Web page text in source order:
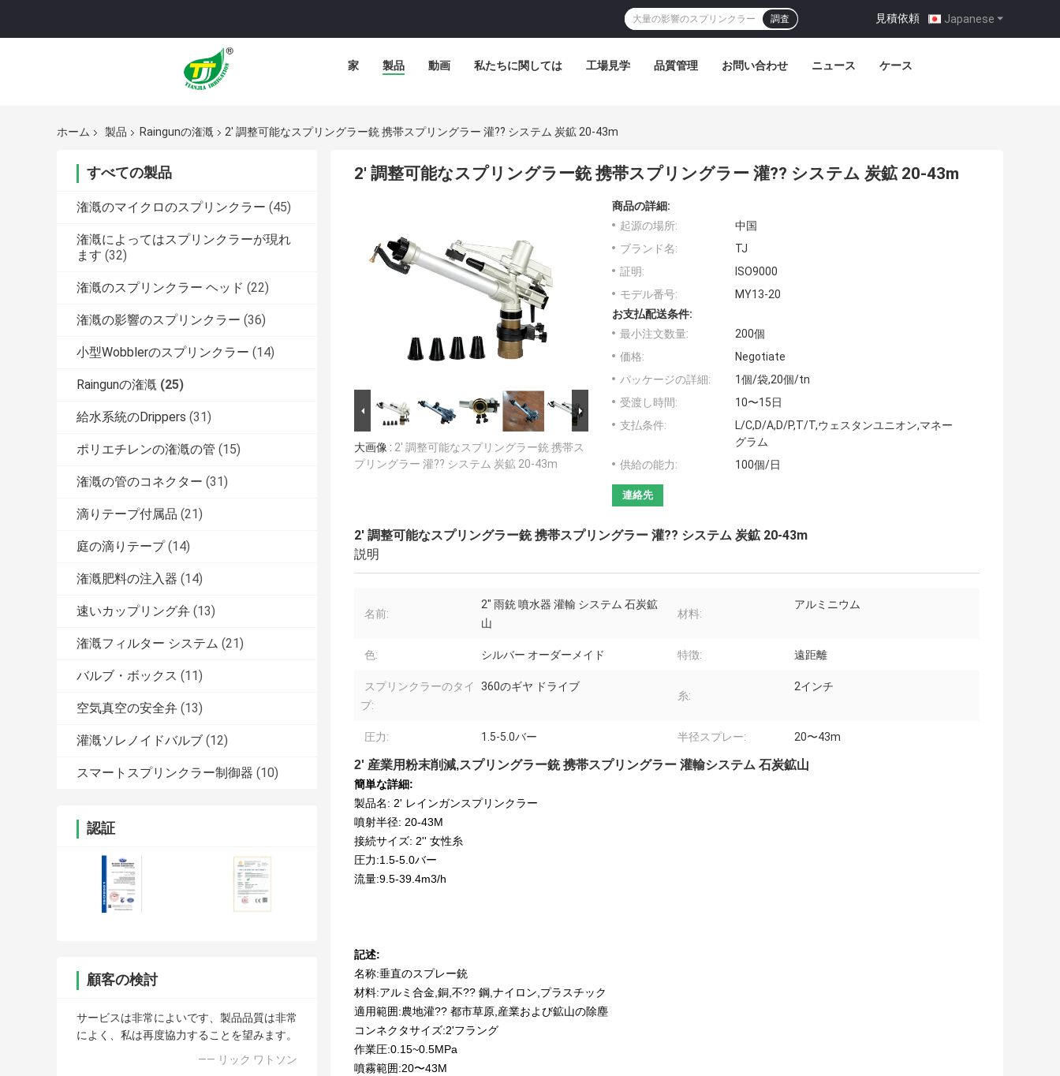
Japanese
見積依頼 |
調査
家 製品 動画 私たちに関しては 工場見学 品質管理 お問い合わせ ニュース ケース
ホーム 製品 Raingunの潅漑 2' 調整可能なスプリングラー銃 携帯スプリングラー 灌?? システム 炭鉱 20-43m
すべての製品
潅漑のマイクロのスプリンクラー (45)
潅漑によってはスプリンクラーが現れ
ます (32)
潅漑のスプリンクラー ヘッド (22)
潅漑の影響のスプリンクラー (36)
小型Wobblerのスプリンクラー (14)
Raingunの潅漑 (25)
給水系統のDrippers (31)
ポリエチレンの潅漑の管 (15)
潅漑の管のコネクター (31)
滴りテープ付属品 (21)
庭の滴りテープ (14)
潅漑肥料の注入器 (14)
速いカップリング弁 (13)
潅漑フィルター システム (21)
バルブ・ボックス (11)
空気真空の安全弁 (13)
灌漑ソレノイドバルブ (12)
スマートスプリンクラー制御器 (10)
認証
顧客の検討
サービスは非常によいです、製品品質は非常
によく、私は再度協力することを望みます。
—— リック ワトソン
2' 調整可能なスプリングラー銃 携帯スプリングラー 灌?? システム 炭鉱 20-43m
大画像 : 2' 調整可能なスプリングラー銃 携帯ス
プリングラー 灌?? システム 炭鉱 20-43m
商品の詳細:
起源の場所:
中国
ブランド名:
TJ
証明:
ISO9000
モデル番号:
MY13-20
お支払配送条件:
最小注文数量:
200個
価格:
Negotiate
パッケージの詳細:
1個/袋,20個/tn
受渡し時間:
10〜15日
支払条件:
L/C,D/A,D/P,T/T,ウェスタンユニオン,マネー
グラム
供給の能力:
100個/日
連絡先
2' 調整可能なスプリングラー銃 携帯スプリングラー 灌?? システム 炭鉱 20-43m
説明
名前:
2" 雨銃 噴水器 灌輸 システム 石炭鉱
山
材料:
アルミニウム
色: シルバー オーダーメイド 特徴: 遠距離
スプリンクラーのタイ
プ:
360のギヤ ドライブ
糸:
2インチ
圧力: 1.5-5.0バー 半径スプレー: 20〜43m
2' 産業用粉末削減,スプリングラー銃 携帯スプリングラー 灌輸システム 石炭鉱山
簡単な詳細:
製品名: 2' レインガンスプリンクラー
噴射半径: 20-43M
接続サイズ: 2'' 女性糸
圧力:1.5-5.0バー
流量:9.5-39.4m3/h
記述:
名称:垂直のスプレー銃
材料:アルミ合金,銅,不?? 鋼,ナイロン,プラスチック
適用範囲:農地灌?? 都市草原,産業および鉱山の除塵
コンネクタサイズ:2'フラング
作業圧:0.15~0.5MPa
噴霧範囲:20〜43M